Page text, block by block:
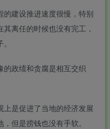
建设推进速度很慢，特别
离任的时候也没有完工，
的政绩和贪腐是相互交织
是促进了当地的经济发展
但是捞钱也没有手软。